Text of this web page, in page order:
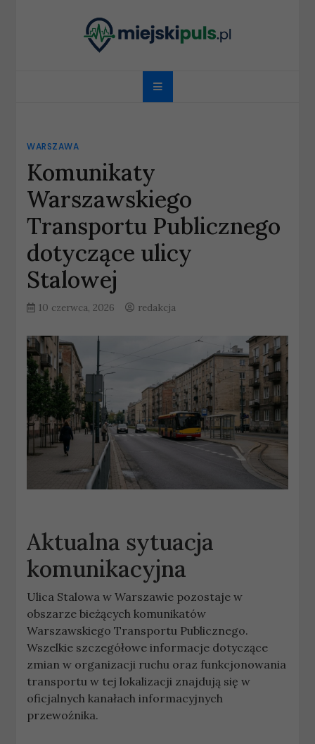
miejskipuls.pl
WARSZAWA
Komunikaty
Warszawskiego
Transportu Publicznego
dotyczące ulicy
Stalowej
10 czerwca, 2026 redakcja
Aktualna sytuacja
komunikacyjna
Ulica Stalowa w Warszawie pozostaje w
obszarze bieżących komunikatów
Warszawskiego Transportu Publicznego.
Wszelkie szczegółowe informacje dotyczące
zmian w organizacji ruchu oraz funkcjonowania
transportu w tej lokalizacji znajdują się w
oficjalnych kanałach informacyjnych
przewoźnika.